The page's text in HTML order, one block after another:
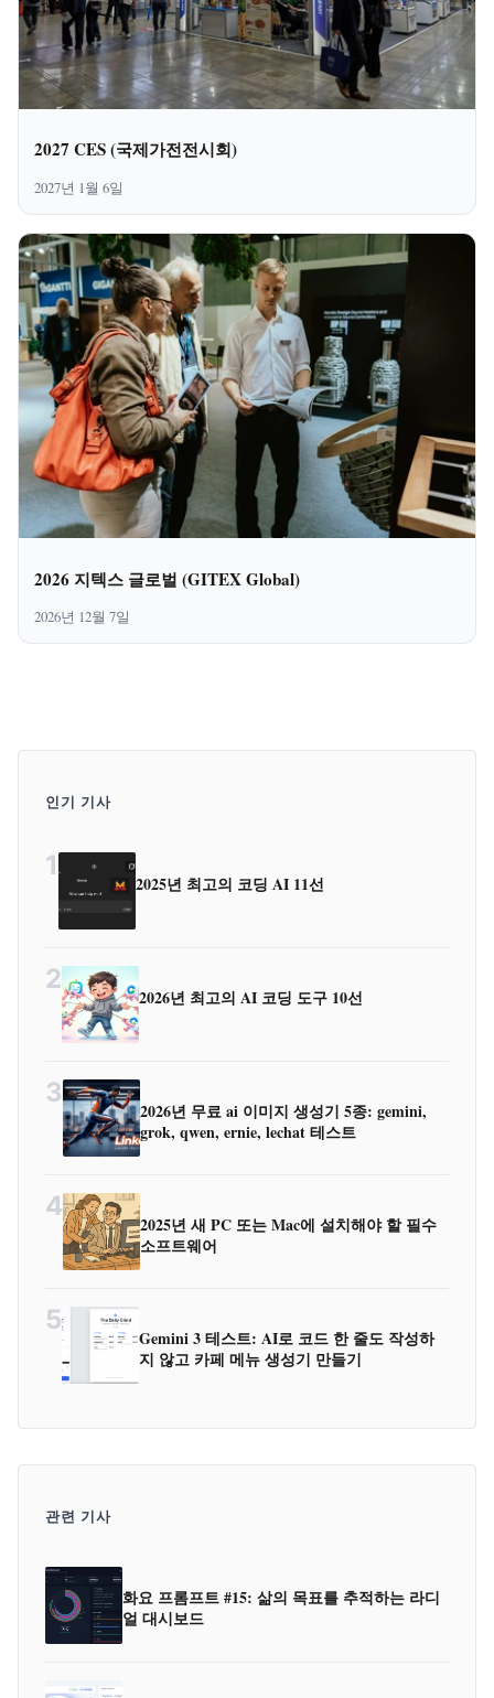
2027 CES (국제가전전시회)
2027년 1월 6일
2026 지텍스 글로벌 (GITEX Global)
2026년 12월 7일
인기 기사
1
2025년 최고의 코딩 AI 11선
2
2026년 최고의 AI 코딩 도구 10선
3
2026년 무료 ai 이미지 생성기 5종: gemini,
grok, qwen, ernie, lechat 테스트
4
2025년 새 PC 또는 Mac에 설치해야 할 필수
소프트웨어
5
Gemini 3 테스트: AI로 코드 한 줄도 작성하
지 않고 카페 메뉴 생성기 만들기
관련 기사
화요 프롬프트 #15: 삶의 목표를 추적하는 라디
얼 대시보드